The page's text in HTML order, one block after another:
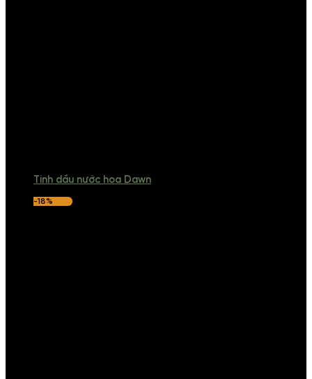
Tinh dầu nước hoa Dawn
-18%